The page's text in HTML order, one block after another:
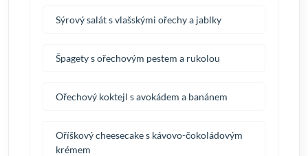
Sýrový salát s vlašskými ořechy a jablky
Špagety s ořechovým pestem a rukolou
Ořechový koktejl s avokádem a banánem
Oříškový cheesecake s kávovo-čokoládovým
krémem